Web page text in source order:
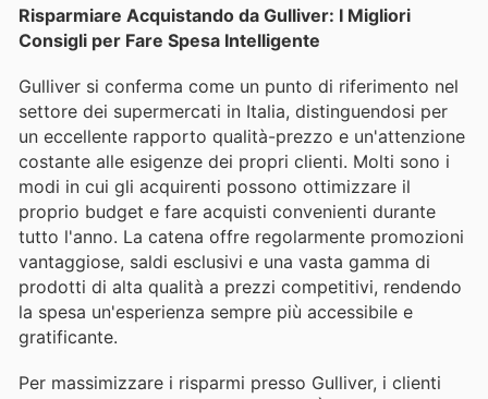
Risparmiare Acquistando da Gulliver: I Migliori
Consigli per Fare Spesa Intelligente
Gulliver si conferma come un punto di riferimento nel
settore dei supermercati in Italia, distinguendosi per
un eccellente rapporto qualità-prezzo e un'attenzione
costante alle esigenze dei propri clienti. Molti sono i
modi in cui gli acquirenti possono ottimizzare il
proprio budget e fare acquisti convenienti durante
tutto l'anno. La catena offre regolarmente promozioni
vantaggiose, saldi esclusivi e una vasta gamma di
prodotti di alta qualità a prezzi competitivi, rendendo
la spesa un'esperienza sempre più accessibile e
gratificante.
Per massimizzare i risparmi presso Gulliver, i clienti